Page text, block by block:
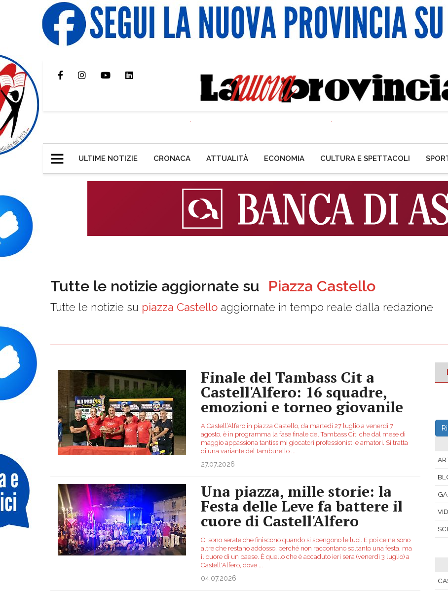
ULTIME NOTIZIE CRONACA ATTUALITÀ ECONOMIA CULTURA E SPETTACOLI
Tutte le notizie aggiornate su Piazza Castello
Tutte le notizie su piazza Castello aggiornate in tempo reale dalla redazione
Finale del Tambass Cit a
Castell'Alfero: 16 squadre,
emozioni e torneo giovanile
A Castell’Alfero in piazza Castello, da martedì 27 luglio a venerdì 7
agosto, è in programma la fase finale del Tambass Cit, che dal mese di
maggio appassiona tantissimi giocatori professionisti e amatori. Si tratta
di una variante del tamburello
27.07.2026
Una piazza, mille storie: la
Festa delle Leve fa battere il
cuore di Castell'Alfero
Ci sono serate che finiscono quando si spengono le luci. E poi ce ne sono
altre che restano addosso, perché non raccontano soltanto una festa, ma
il cuore di un paese. È quello che è accaduto ieri sera (venerdì 3 luglio) a
Castell'Alfero, dove
04.07.2026